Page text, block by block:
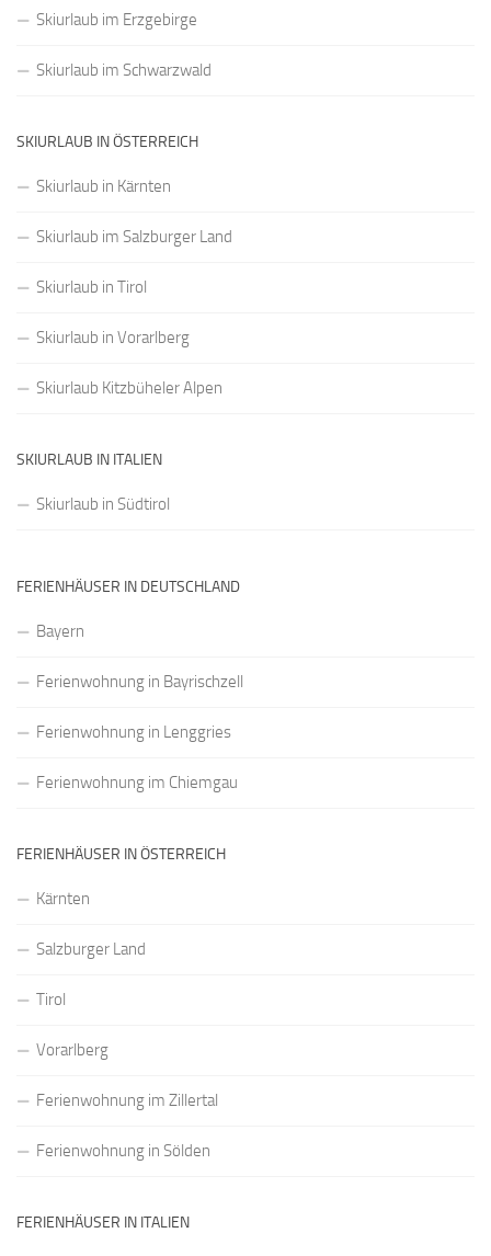
Skiurlaub im Erzgebirge
Skiurlaub im Schwarzwald
SKIURLAUB IN ÖSTERREICH
Skiurlaub in Kärnten
Skiurlaub im Salzburger Land
Skiurlaub in Tirol
Skiurlaub in Vorarlberg
Skiurlaub Kitzbüheler Alpen
SKIURLAUB IN ITALIEN
Skiurlaub in Südtirol
FERIENHÄUSER IN DEUTSCHLAND
Bayern
Ferienwohnung in Bayrischzell
Ferienwohnung in Lenggries
Ferienwohnung im Chiemgau
FERIENHÄUSER IN ÖSTERREICH
Kärnten
Salzburger Land
Tirol
Vorarlberg
Ferienwohnung im Zillertal
Ferienwohnung in Sölden
FERIENHÄUSER IN ITALIEN